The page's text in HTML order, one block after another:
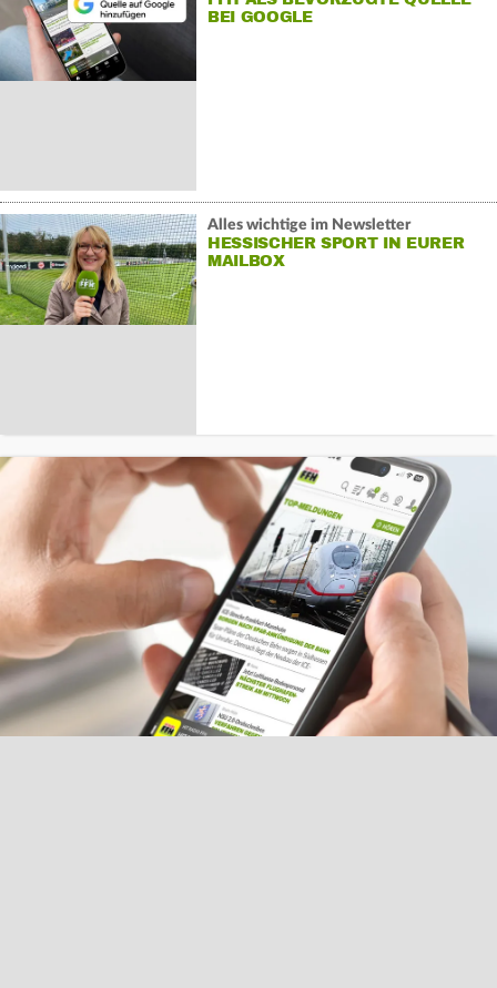
BEI GOOGLE
Alles wichtige im Newsletter
HESSISCHER SPORT IN EURER
MAILBOX